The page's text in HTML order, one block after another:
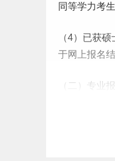
同等学力考
（4）已获
于网上报名
（二）专业
报考的考生